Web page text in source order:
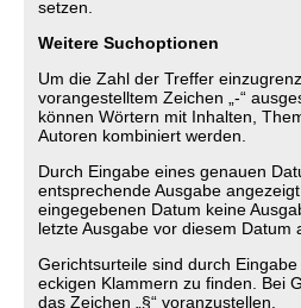
setzen.
Weitere Suchoptionen
Um die Zahl der Treffer
vorangestelltem Zeichen „-“
können Wörtern mit Inhalten,
Autoren kombiniert werden.
Durch Eingabe eines genauen
entsprechende Ausgabe
eingegebenen Datum keine
letzte Ausgabe vor diesem Datum
Gerichtsurteile sind durch
eckigen Klammern zu finden. Bei
das Zeichen „§“ voranzustellen.